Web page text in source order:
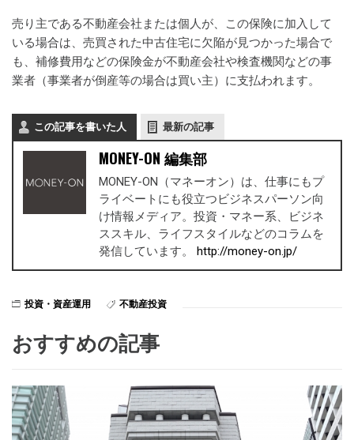
売り主である不動産会社または個人が、この保険に加入して
いる場合は、売買された中古住宅に欠陥が見つかった場合で
も、補修費用などの保険金が不動産会社や検査機関などの事
業者（事業者が倒産等の場合は買い主）に支払われます。
この記事を書いた人 最新の記事
MONEY-ON 編集部
MONEY-ON（マネーオン）は、仕事にもプ
ライベートにも役立つビジネスパーソン向
け情報メディア。投資・マネー系、ビジネ
ススキル、ライフスタイルなどのコラムを
発信しています。 http://money-on.jp/
投資・資産運用 不動産投資
おすすめの記事